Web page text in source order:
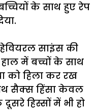
के साथ हुए रेप
साइंस की
हाल में बच्चों के साथ
को हिला कर रख
सैक्स हिंसा केवल
हिस्सों में भी हो